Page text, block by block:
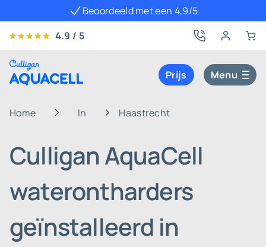
Beoordeeld met een 4,9/5
4.9 / 5
Prijs Menu
Home In Haastrecht
Culligan AquaCell
waterontharders
geïnstalleerd in